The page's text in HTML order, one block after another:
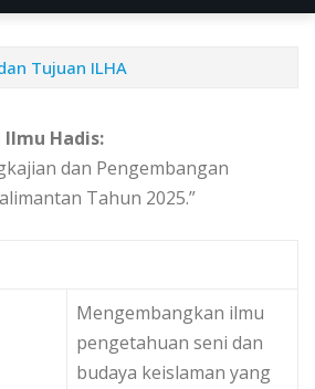
Tujuan ILHA
Hadis:
dan Pengembangan
Tahun 2025.”
Mengembangkan ilmu
pengetahuan seni dan
budaya keislaman yang